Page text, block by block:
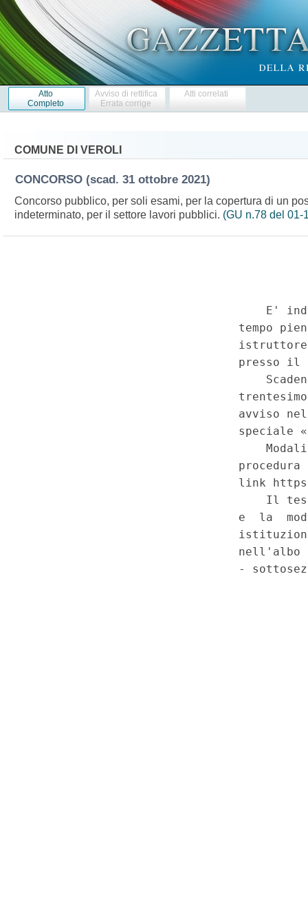
Atto
Completo
Avviso di rettifica
Errata corrige
Atti correlati
COMUNE DI VEROLI
CONCORSO (scad. 31 ottobre 2021)
Concorso pubblico, per soli esami, per la copertura di un
indeterminato, per il settore lavori pubblici. (GU n.78 del 01-